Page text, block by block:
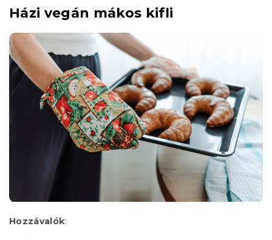
Házi vegán mákos kifli
Hozzávalók: